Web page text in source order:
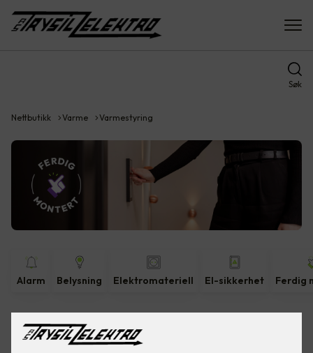
Søk
Nettbutikk Varme Varmestyring
Alarm Belysning Elektromateriell El-sikkerhet Ferdig